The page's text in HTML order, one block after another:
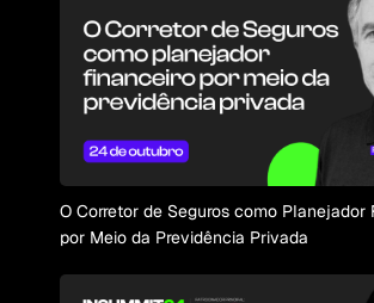
O Corretor de Seguros como Planejador
por Meio da Previdência Privada